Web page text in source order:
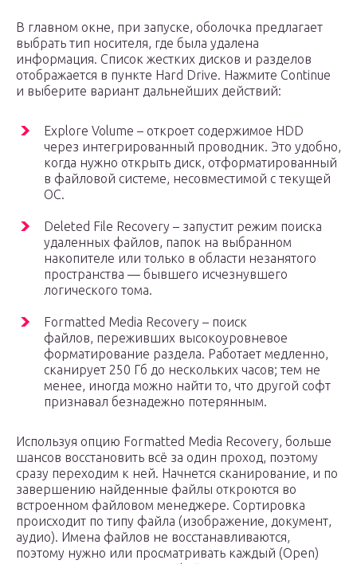
В главном окне, при запуске, оболочка предлагает
выбрать тип носителя, где была удалена
информация. Список жестких дисков и разделов
отображается в пункте Hard Drive. Нажмите Continue
и выберите вариант дальнейших действий:
Explore Volume – откроет содержимое HDD
через интегрированный проводник. Это удобно,
когда нужно открыть диск, отформатированный
в файловой системе, несовместимой с текущей
ОС.
Deleted File Recovery – запустит режим поиска
удаленных файлов, папок на выбранном
накопителе или только в области незанятого
пространства — бывшего исчезнувшего
логического тома.
Formatted Media Recovery – поиск
файлов, переживших высокоуровневое
форматирование раздела. Работает медленно,
сканирует 250 Гб до нескольких часов; тем не
менее, иногда можно найти то, что другой софт
признавал безнадежно потерянным.
Используя опцию Formatted Media Recovery, больше
шансов восстановить всё за один проход, поэтому
сразу переходим к ней. Начнется сканирование, и по
завершению найденные файлы откроются во
встроенном файловом менеджере. Сортировка
происходит по типу файла (изображение, документ,
аудио). Имена файлов не восстанавливаются,
поэтому нужно или просматривать каждый (Open)